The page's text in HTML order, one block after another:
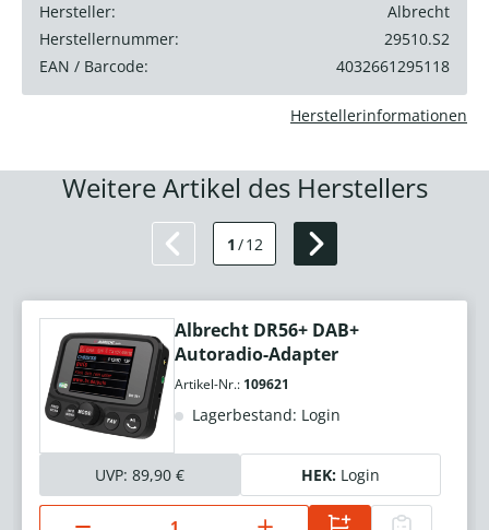
Hersteller:
Albrecht
Herstellernummer:
29510.S2
EAN / Barcode:
4032661295118
Herstellerinformationen
Weitere Artikel des Herstellers
1 /12
Albrecht DR56+ DAB+
Autoradio-Adapter
Artikel-Nr.: 109621
Lagerbestand: Login
UVP: 89,90 € HEK: Login